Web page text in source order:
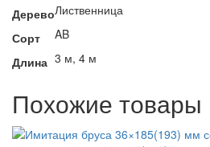
ДеревоЛиственница
Сорт
AB
Длина 3 м, 4 м
Похожие товары